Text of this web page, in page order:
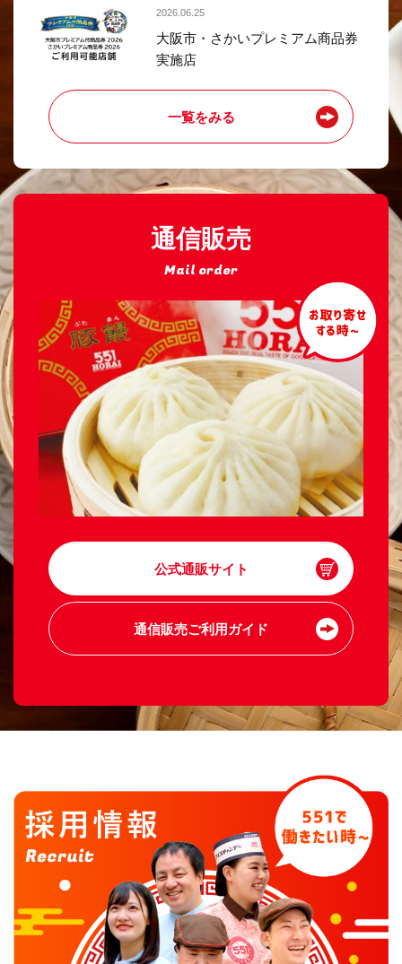
2026.06.25
大阪市・さかいプレミアム商品券
実施店
一覧をみる
通信販売
Mail order
公式通販サイト
通信販売ご利用ガイド